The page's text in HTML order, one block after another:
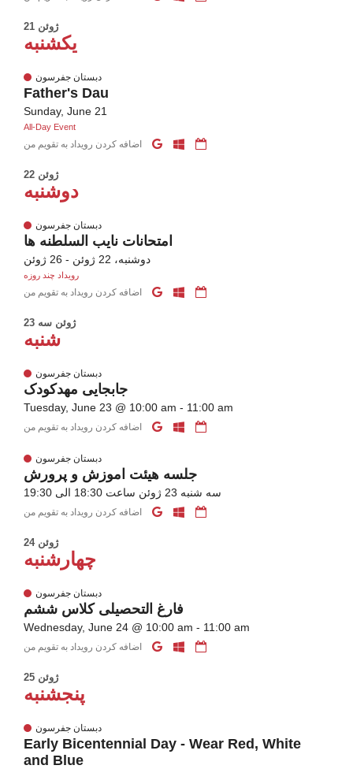
21 ژوئن
یکشنبه
دبستان جفرسون
Father's Dau
Sunday, June 21
All-Day Event
22 ژوئن
دوشنبه
دبستان جفرسون
امتحانات نایب السلطنه ها
دوشنبه، 22 ژوئن - 26 ژوئن
رویداد چند روزه
23 ژوئن سه
شنبه
دبستان جفرسون
جابجایی مهدکودک
Tuesday, June 23 @ 10:00 am - 11:00 am
دبستان جفرسون
جلسه هیئت اموزش و پرورش
سه شنبه 23 ژوئن ساعت 18:30 الی 19:30
24 ژوئن
چهارشنبه
دبستان جفرسون
فارغ التحصیلی کلاس ششم
Wednesday, June 24 @ 10:00 am - 11:00 am
25 ژوئن
پنجشنبه
دبستان جفرسون
Early Bicentennial Day - Wear Red, White
and Blue